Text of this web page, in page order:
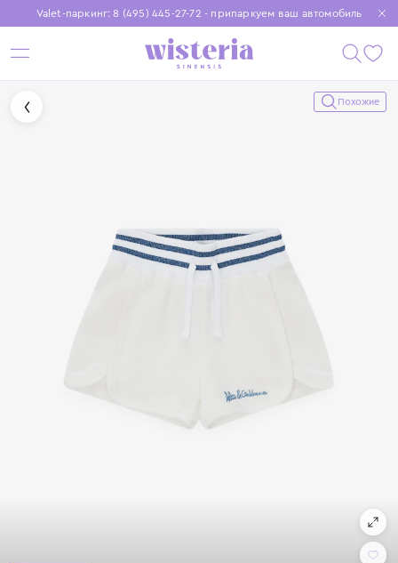
Valet-паркинг: 8 (495) 445-27-72 - припаркуем ваш автомобиль
Бесплатная доставка при заказе от 15 000 ₽
Установите приложение, чтобы покупки были еще удобнее
Похожие